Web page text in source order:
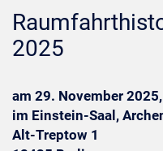
2025
am 29. November
im Einstein-Saal,
Alt-Treptow 1